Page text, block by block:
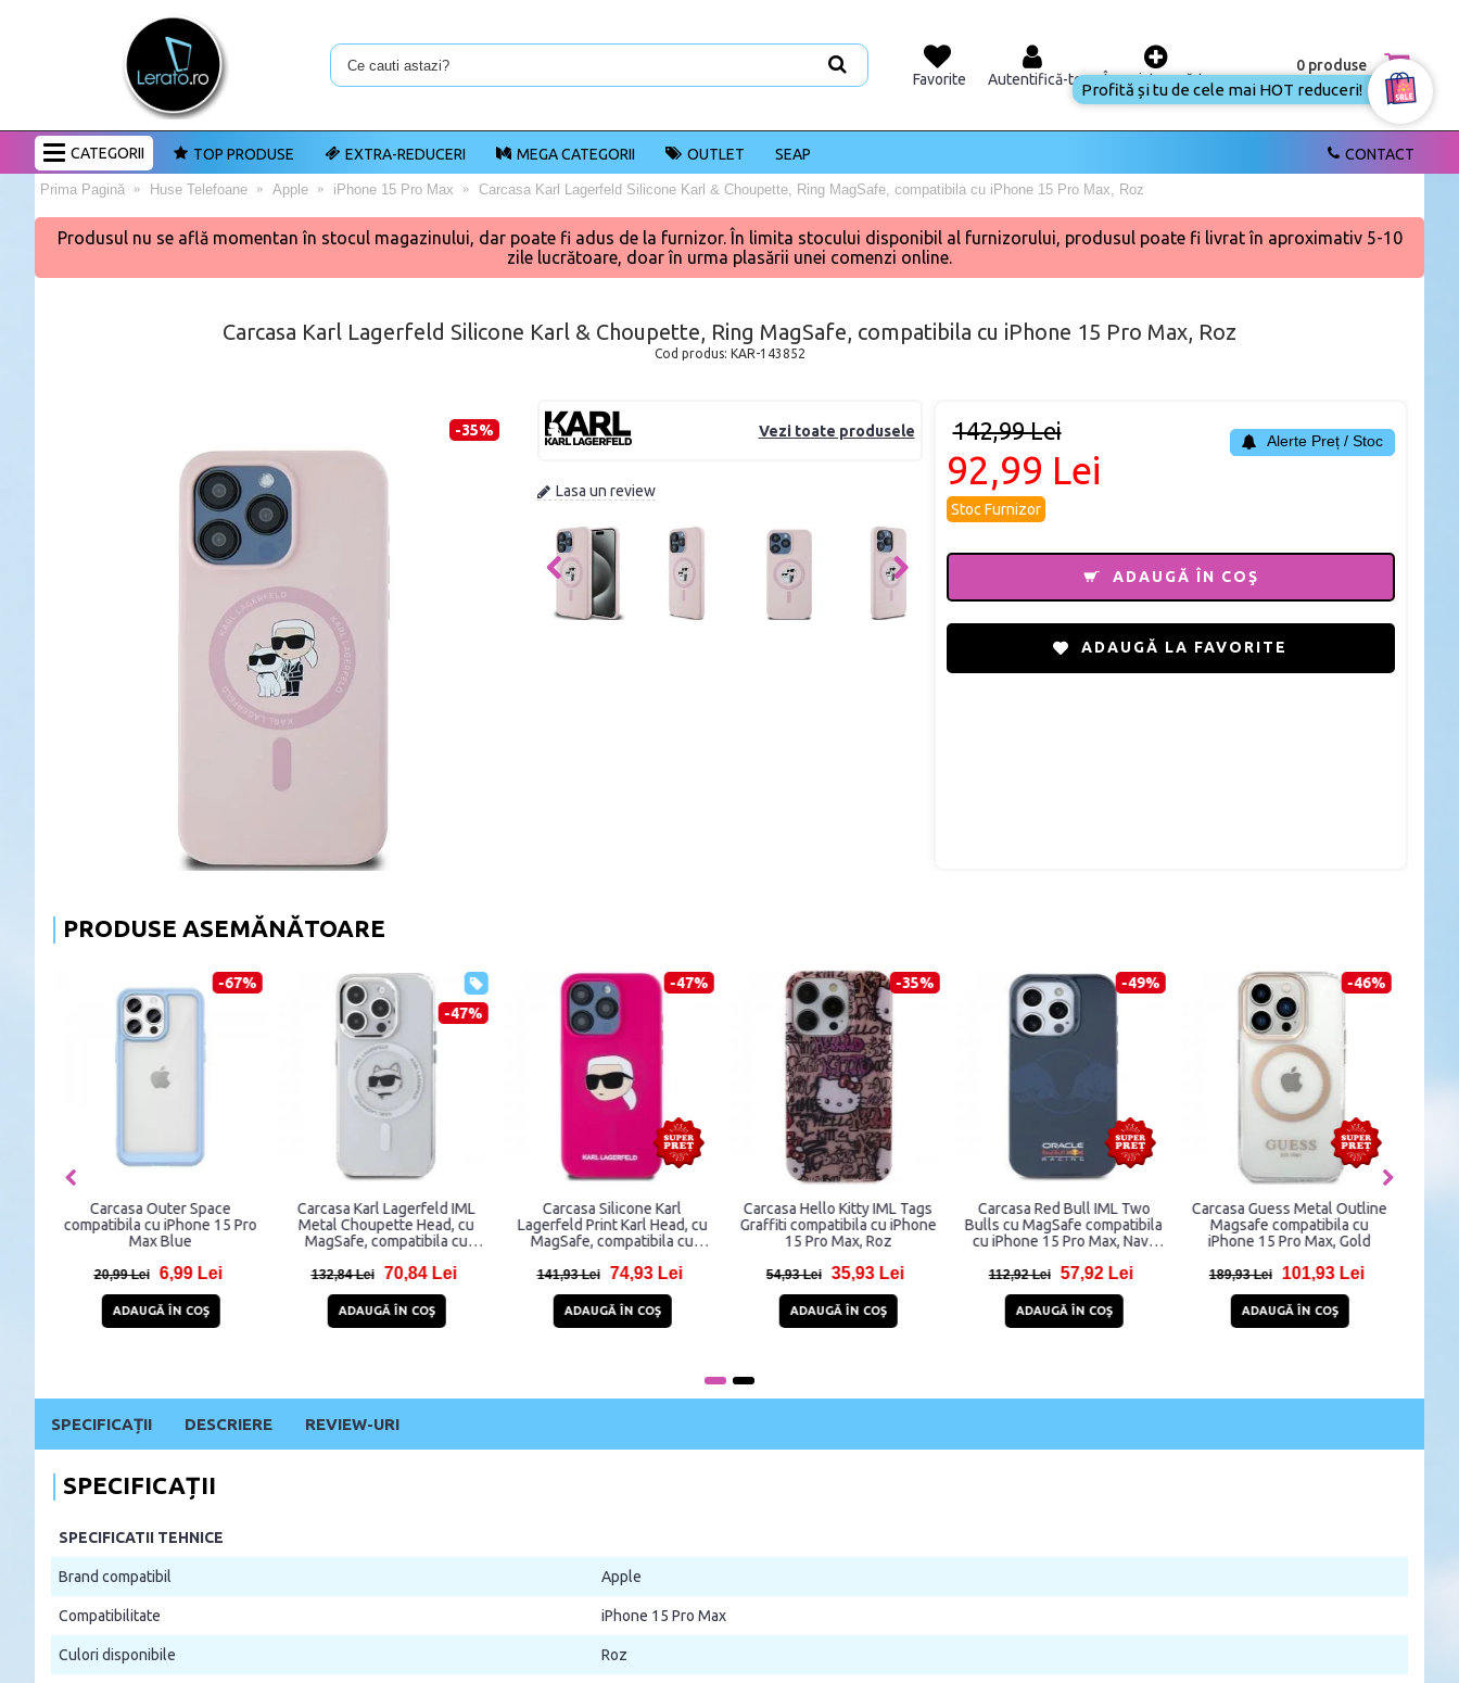
Favorite Autentifică-te Înregistrează-te
0 produse
CATEGORII CONTACT
TOP PRODUSE EXTRA-REDUCERI MEGA CATEGORII OUTLET SEAP
Prima Pagină Huse Telefoane Apple iPhone 15 Pro Max Carcasa Karl Lagerfeld Silicone Karl & Choupette, Ring MagSafe, compatibila cu iPhone 15 Pro Max, Roz
Produsul nu se află momentan în stocul magazinului, dar poate fi adus de la furnizor. În limita stocului disponibil al furnizorului, produsul poate fi livrat în aproximativ 5-10
zile lucrătoare, doar în urma plasării unei comenzi online.
Carcasa Karl Lagerfeld Silicone Karl & Choupette, Ring MagSafe, compatibila cu iPhone 15 Pro Max, Roz
Cod produs: KAR-143852
-35% Vezi toate produsele
Lasa un review
142,99 Lei
92,99 Lei
Stoc Furnizor
Alerte Preț / Stoc
ADAUGĂ ÎN COŞ
ADAUGĂ LA FAVORITE
PRODUSE ASEMĂNĂTOARE
-67%
Carcasa Outer Space
compatibila cu iPhone 15 Pro
Max Blue
20,99 Lei 6,99 Lei
ADAUGĂ ÎN COŞ
-47%
Carcasa Karl Lagerfeld IML
Metal Choupette Head, cu
MagSafe, compatibila cu
132,84 Lei 70,84 Lei
ADAUGĂ ÎN COŞ
-47%
Carcasa Silicone Karl
Lagerfeld Print Karl Head, cu
MagSafe, compatibila cu
141,93 Lei 74,93 Lei
ADAUGĂ ÎN COŞ
-35%
Carcasa Hello Kitty IML Tags
Graffiti compatibila cu iPhone
15 Pro Max, Roz
54,93 Lei 35,93 Lei
ADAUGĂ ÎN COŞ
-49%
Carcasa Red Bull IML Two
Bulls cu MagSafe compatibila
cu iPhone 15 Pro Max, Navy
112,92 Lei 57,92 Lei
ADAUGĂ ÎN COŞ
-46%
Carcasa Guess Metal Outline
Magsafe compatibila cu
iPhone 15 Pro Max, Gold
189,93 Lei 101,93 Lei
ADAUGĂ ÎN COŞ
SPECIFICAȚII DESCRIERE REVIEW-URI
SPECIFICAȚII
SPECIFICATII TEHNICE
Brand compatibil Apple
Compatibilitate iPhone 15 Pro Max
Culori disponibile Roz
Profită și tu de cele mai
HOT reduceri!